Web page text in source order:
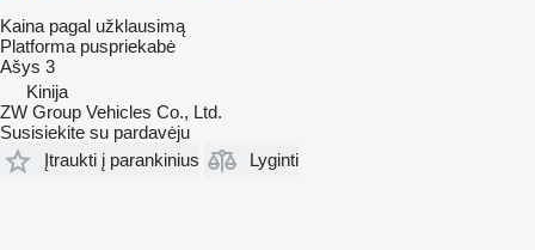
Kaina pagal užklausimą
Platforma puspriekabė
Ašys 3
Kinija
ZW Group Vehicles Co., Ltd.
Susisiekite su pardavėju
Įtraukti į parankinius
Lyginti